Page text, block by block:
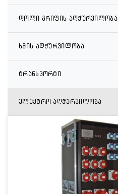
დოლი გრიფის აღჭურვილობა
ხმის აღჭურვილობა
ტრანსპორტი
ელექტრო აღჭურვილობა